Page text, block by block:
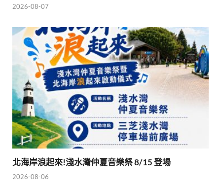
2026-08-07
北海岸浪起來!淺水灣仲夏音樂祭 8/15 登場
2026-08-06